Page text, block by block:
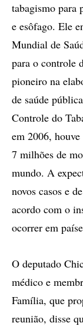
tabagismo para
e esôfago. Ele
Mundial de
para o controle
pioneiro na
de saúde
Controle do
em 2006,
7 milhões de
mundo. A
novos casos e
acordo com o
ocorrer em
O deputado
médico e
Família, que
reunião, disse